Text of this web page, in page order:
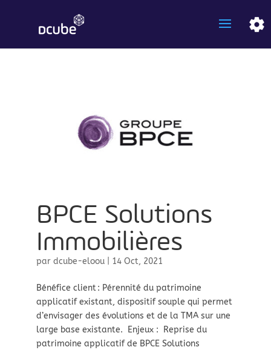
BPCE Solutions
Immobilières
par dcube-eloou| 14 Oct, 2021
Bénéfice client : Pérennité du patrimoine
applicatif existant, dispositif souple qui permet
d’envisager des évolutions et de la TMA sur une
large base existante. Enjeux : Reprise du
patrimoine applicatif de BPCE Solutions